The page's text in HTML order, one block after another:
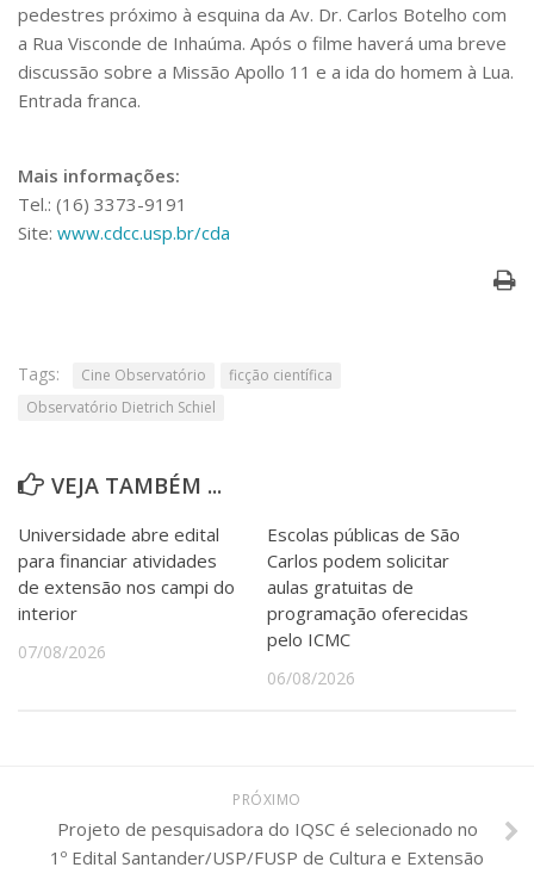
pedestres próximo à esquina da Av. Dr. Carlos Botelho com
a Rua Visconde de Inhaúma. Após o filme haverá uma breve
discussão sobre a Missão Apollo 11 e a ida do homem à Lua.
Entrada franca.
Mais informações:
Tel.: (16) 3373-9191
Site: www.cdcc.usp.br/cda
Tags: Cine Observatório
ficção científica
Observatório Dietrich Schiel
VEJA TAMBÉM ...
Universidade abre edital
para financiar atividades
de extensão nos campi do
interior
07/08/2026
Escolas públicas de São
Carlos podem solicitar
aulas gratuitas de
programação oferecidas
pelo ICMC
06/08/2026
PRÓXIMO
Projeto de pesquisadora do IQSC é selecionado no
1º Edital Santander/USP/FUSP de Cultura e Extensão